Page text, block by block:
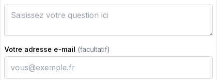
Votre adresse e-mail (facultatif)